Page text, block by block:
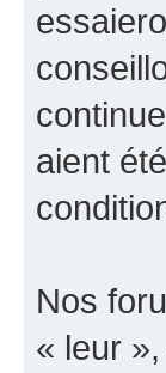
aient
Nos
« leur